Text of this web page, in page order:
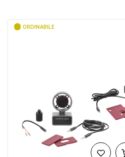
ORDINABILE